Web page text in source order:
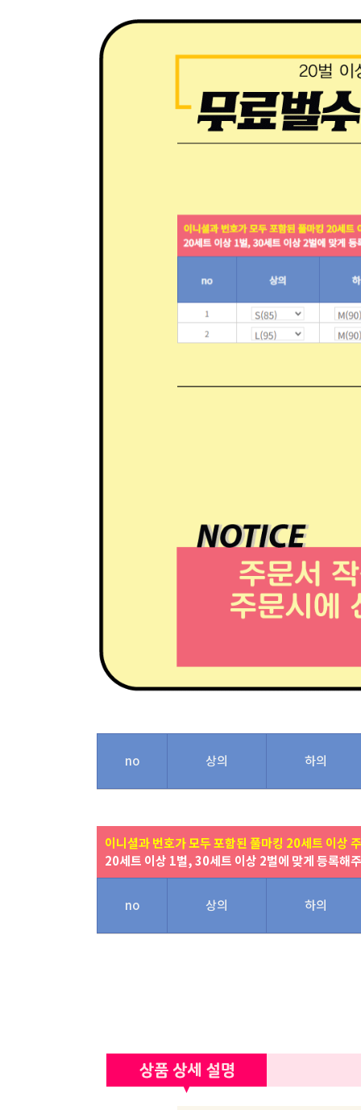
no 상의 하의
이니셜과 번호가 모두 포함된 풀마킹 20세트 이상
20세트 이상 1벌, 30세트 이상 2벌에 맞게 등록해
no 상의 하의